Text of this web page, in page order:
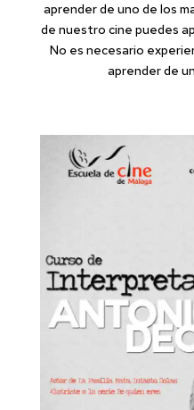
aprender de uno de los
de nuestro cine puedes
No es necesario
aprender de